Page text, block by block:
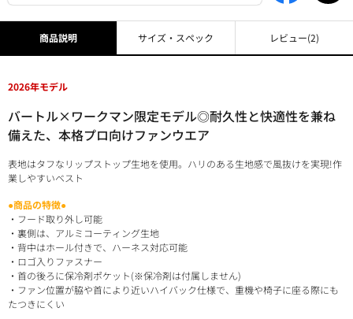
商品説明
2026年モデル
バートル×ワークマン限定モデル◎耐久性と快適性を兼ね
備えた、本格プロ向けファンウエア
表地はタフなリップストップ生地を使用。ハリのある生地感で風抜けを実現!作
業しやすいベスト
●商品の特徴●
・フード取り外し可能
・裏側は、アルミコーティング生地
・背中はホール付きで、ハーネス対応可能
・ロゴ入りファスナー
・首の後ろに保冷剤ポケット(※保冷剤は付属しません)
・ファン位置が脇や首により近いハイバック仕様で、重機や椅子に座る際にも
たつきにくい
サイズ・スペック レビュー(2)